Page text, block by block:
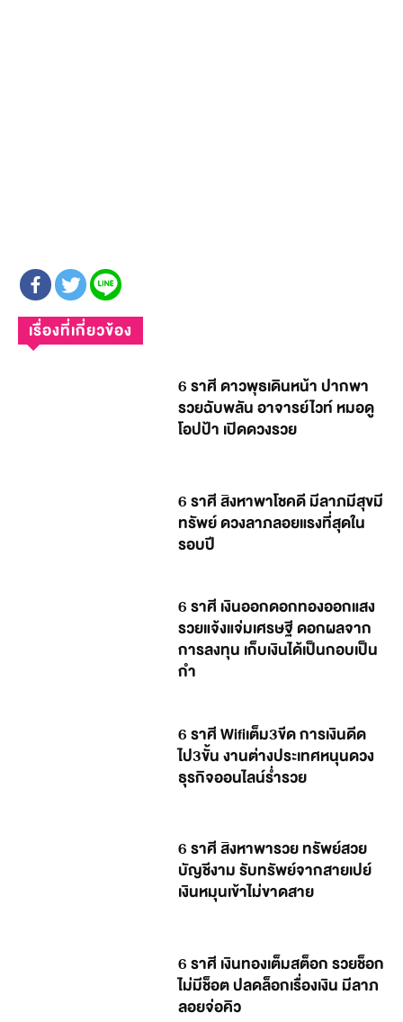
เรื่องที่เกี่ยวข้อง
6 ราศี ดาวพุธเดินหน้า ปากพา
รวยฉับพลัน อาจารย์ไวท์ หมอดู
โอปป้า เปิดดวงรวย
6 ราศี สิงหาพาโชคดี มีลาภมีสุขมี
ทรัพย์ ดวงลาภลอยแรงที่สุดใน
รอบปี
6 ราศี เงินออกดอกทองออกแสง
รวยแจ้งแจ่มเศรษฐี ดอกผลจาก
การลงทุน เก็บเงินได้เป็นกอบเป็น
กำ
6 ราศี Wifiเต็ม3ขีด การเงินดีด
ไป3ขั้น งานต่างประเทศหนุนดวง
ธุรกิจออนไลน์ร่ำรวย
6 ราศี สิงหาพารวย ทรัพย์สวย
บัญชีงาม รับทรัพย์จากสายเปย์
เงินหมุนเข้าไม่ขาดสาย
6 ราศี เงินทองเต็มสต็อก รวยช็อก
ไม่มีช็อต ปลดล็อกเรื่องเงิน มีลาภ
ลอยจ่อคิว